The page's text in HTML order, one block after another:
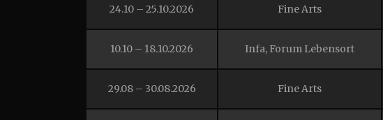
24.10 – 25.10.2026 Fine Arts
10.10 – 18.10.2026 Infa, Forum Lebensort
29.08 – 30.08.2026 Fine Arts